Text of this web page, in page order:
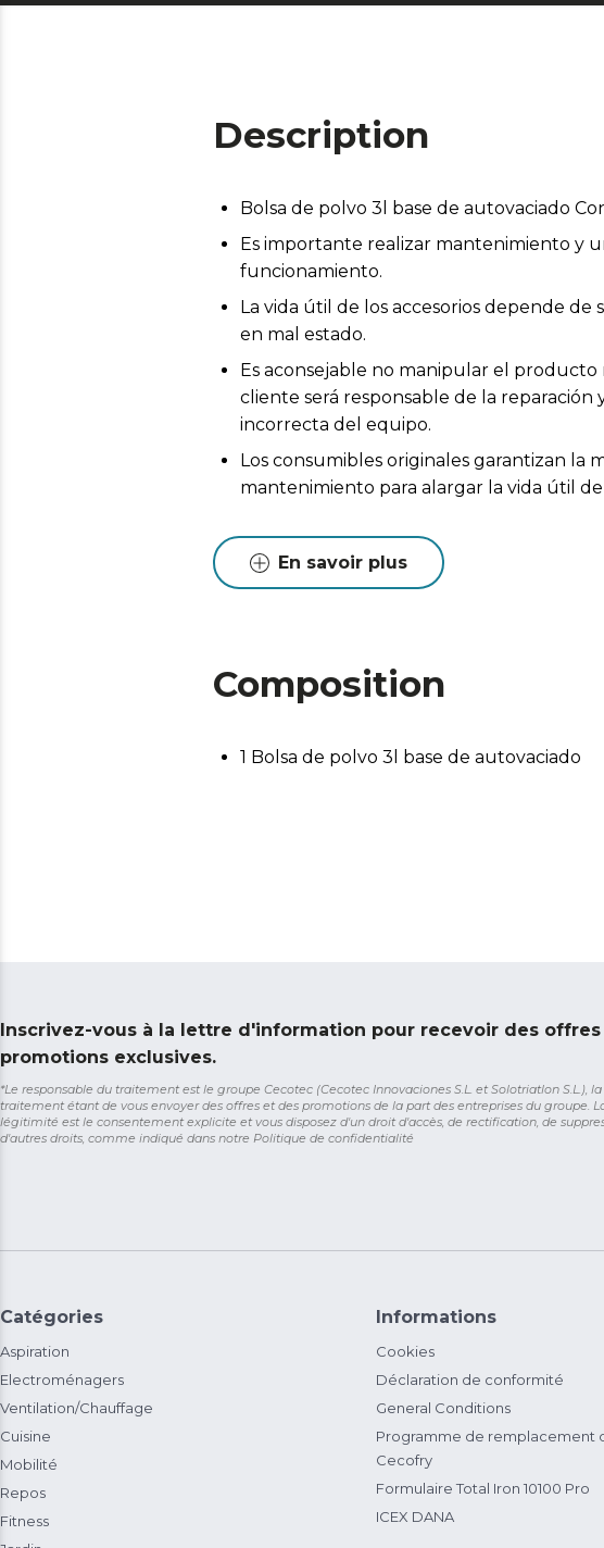
Description
Bolsa de polvo 3l base de autovaciado
Es importante realizar mantenimiento y
funcionamiento.
La vida útil de los accesorios depende
en mal estado.
Es aconsejable no manipular el
cliente será responsable de la
incorrecta del equipo.
Los consumibles originales garantizan la
mantenimiento para alargar la vida útil
En savoir plus
Composition
1 Bolsa de polvo 3l base de autovaciado
Inscrivez-vous à la lettre d'information pour recevoir des
promotions exclusives.
*Le responsable du traitement est le groupe Cecotec (Cecotec Innovaciones S.L. et Solotriatlon S.L.),
traitement étant de vous envoyer des offres et des promotions de la part des entreprises du groupe.
légitimité est le consentement explicite et vous disposez d'un droit d'accès, de rectification, de
d'autres droits, comme indiqué dans notre Politique de confidentialité
Catégories
Aspiration
Electroménagers
Ventilation/Chauffage
Cuisine
Mobilité
Repos
Fitness
Informations
Cookies
Déclaration de conformité
General Conditions
Programme de remplacement
Cecofry
Formulaire Total Iron 10100 Pro
ICEX DANA